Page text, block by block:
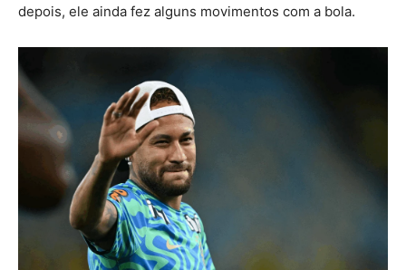
depois, ele ainda fez alguns movimentos com a bola.